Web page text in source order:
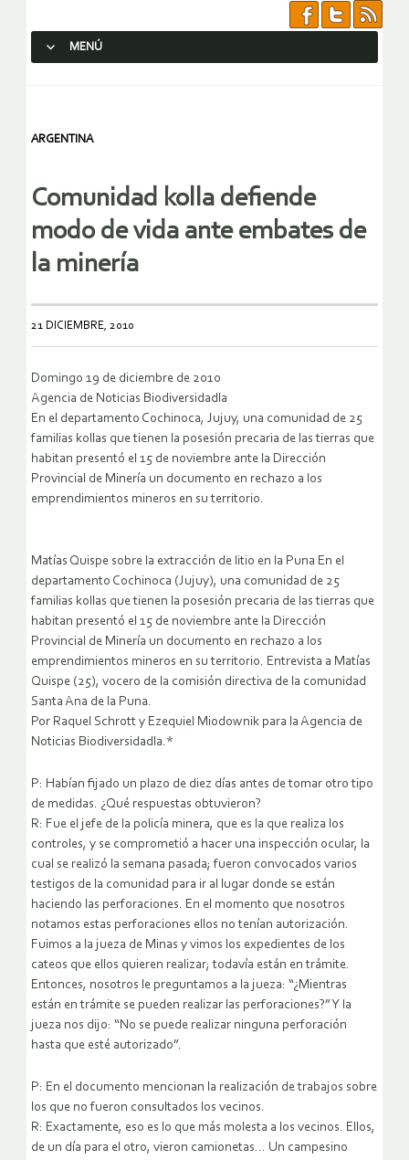
MENÚ
ARGENTINA
Comunidad kolla defiende
modo de vida ante embates de
la minería
21 DICIEMBRE, 2010
Domingo 19 de diciembre de 2010
Agencia de Noticias Biodiversidadla
En el departamento Cochinoca, Jujuy, una comunidad de 25
familias kollas que tienen la posesión precaria de las tierras que
habitan presentó el 15 de noviembre ante la Dirección
Provincial de Minería un documento en rechazo a los
emprendimientos mineros en su territorio.
Matías Quispe sobre la extracción de litio en la Puna En el
departamento Cochinoca (Jujuy), una comunidad de 25
familias kollas que tienen la posesión precaria de las tierras que
habitan presentó el 15 de noviembre ante la Dirección
Provincial de Minería un documento en rechazo a los
emprendimientos mineros en su territorio. Entrevista a Matías
Quispe (25), vocero de la comisión directiva de la comunidad
Santa Ana de la Puna.
Por Raquel Schrott y Ezequiel Miodownik para la Agencia de
Noticias Biodiversidadla.*
P: Habían fijado un plazo de diez días antes de tomar otro tipo
de medidas. ¿Qué respuestas obtuvieron?
R: Fue el jefe de la policía minera, que es la que realiza los
controles, y se comprometió a hacer una inspección ocular, la
cual se realizó la semana pasada; fueron convocados varios
testigos de la comunidad para ir al lugar donde se están
haciendo las perforaciones. En el momento que nosotros
notamos estas perforaciones ellos no tenían autorización.
Fuimos a la jueza de Minas y vimos los expedientes de los
cateos que ellos quieren realizar; todavía están en trámite.
Entonces, nosotros le preguntamos a la jueza: “¿Mientras
están en trámite se pueden realizar las perforaciones?” Y la
jueza nos dijo: “No se puede realizar ninguna perforación
hasta que esté autorizado”.
P: En el documento mencionan la realización de trabajos sobre
los que no fueron consultados los vecinos.
R: Exactamente, eso es lo que más molesta a los vecinos. Ellos,
de un día para el otro, vieron camionetas… Un campesino